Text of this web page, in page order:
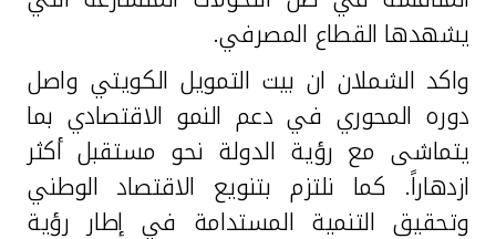
يشهدها القطاع المصرفي.
واكد الشملان ان بيت التمويل الكويتي واصل
دوره المحوري في دعم النمو الاقتصادي بما
يتماشى مع رؤية الدولة نحو مستقبل أكثر
ازدهاراً. كما نلتزم بتنويع الاقتصاد الوطني
وتحقيق التنمية المستدامة في إطار رؤية